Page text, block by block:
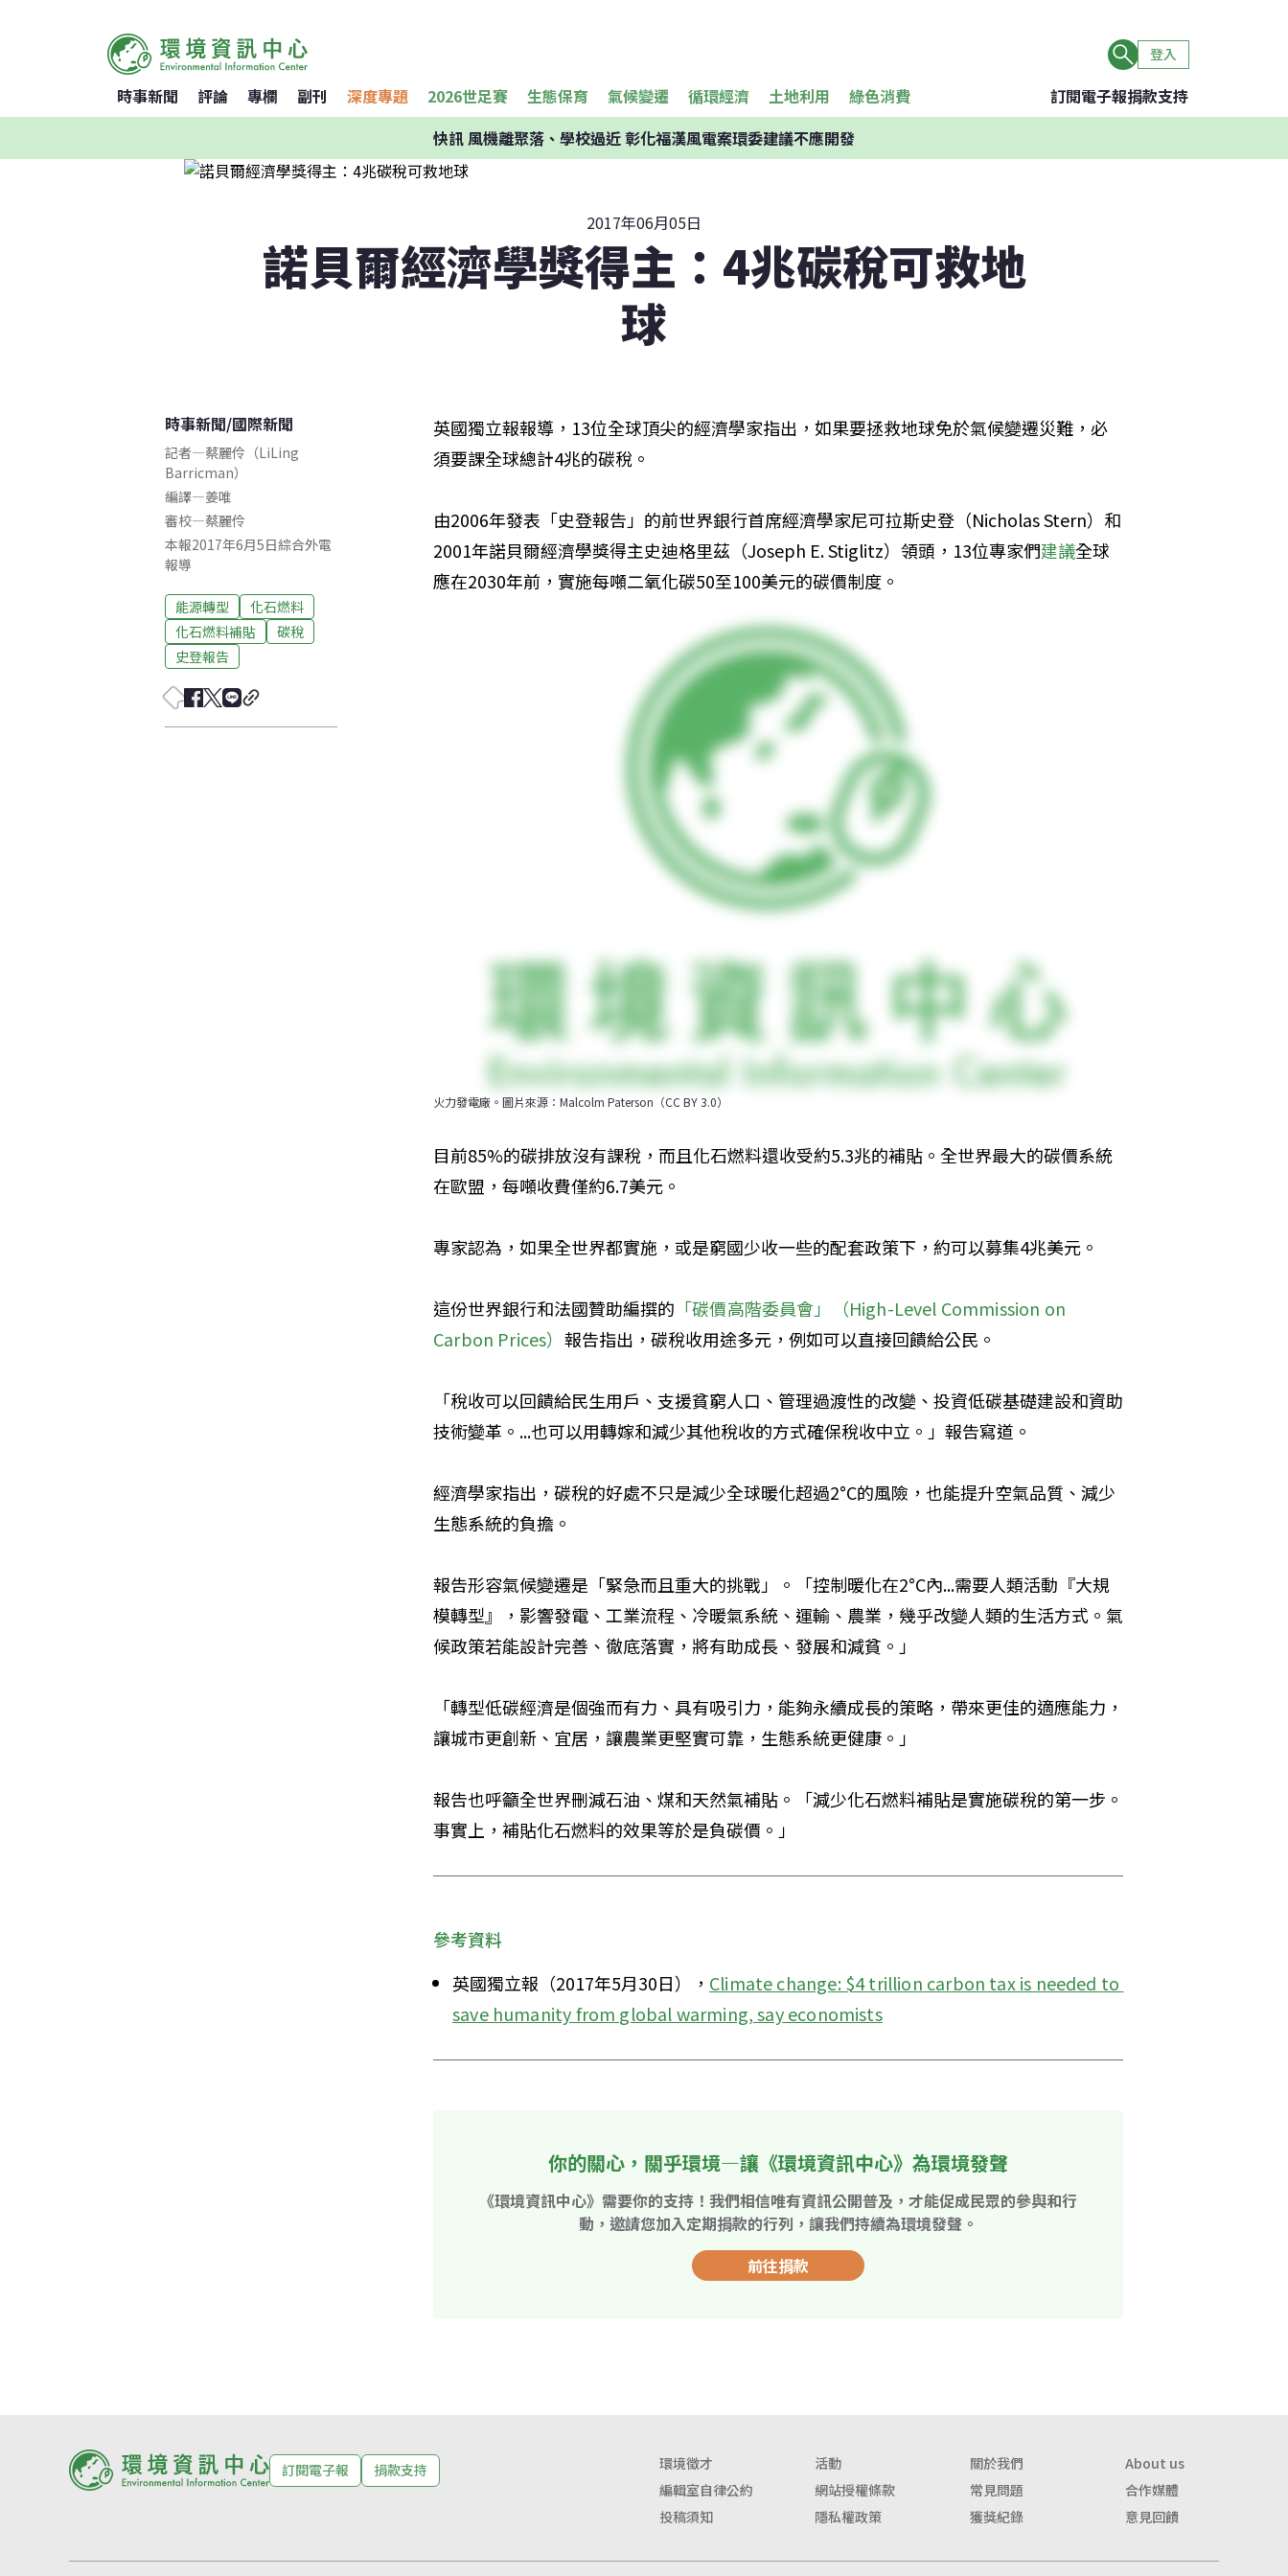
登入
時事新聞 評論 專欄 副刊 深度專題 2026世足賽 生態保育 氣候變遷 循環經濟 土地利用 綠色消費 訂閱電子報捐款支持
快訊風機離聚落、學校過近 彰化福漢風電案環委建議不應開發
2017年06月05日
諾貝爾經濟學獎得主：4兆碳稅可救地
球
時事新聞/國際新聞
記者—蔡麗伶（LiLing
Barricman）
編譯—姜唯
審校—蔡麗伶
本報2017年6月5日綜合外電
報導
能源轉型
化石燃料
化石燃料補貼
碳稅
史登報告
英國獨立報報導，13位全球頂尖的經濟學家指出，如果要拯救地球免於氣候變遷災難，必
須要課全球總計4兆的碳稅。
由2006年發表「史登報告」的前世界銀行首席經濟學家尼可拉斯史登（Nicholas Stern）和
2001年諾貝爾經濟學獎得主史迪格里茲（Joseph E. Stiglitz）領頭，13位專家們建議全球
應在2030年前，實施每噸二氧化碳50至100美元的碳價制度。
火力發電廠。圖片來源：Malcolm Paterson（CC BY 3.0）
目前85%的碳排放沒有課稅，而且化石燃料還收受約5.3兆的補貼。全世界最大的碳價系統
在歐盟，每噸收費僅約6.7美元。
專家認為，如果全世界都實施，或是窮國少收一些的配套政策下，約可以募集4兆美元。
這份世界銀行和法國贊助編撰的 「碳價高階委員會」（High-Level Commission on
Carbon Prices） 報告指出，碳稅收用途多元，例如可以直接回饋給公民。
「稅收可以回饋給民生用戶、支援貧窮人口、管理過渡性的改變、投資低碳基礎建設和資助
技術變革。...也可以用轉嫁和減少其他稅收的方式確保稅收中立。」報告寫道。
經濟學家指出，碳稅的好處不只是減少全球暖化超過2°C的風險，也能提升空氣品質、減少
生態系統的負擔。
報告形容氣候變遷是「緊急而且重大的挑戰」。「控制暖化在2°C內...需要人類活動『大規
模轉型』，影響發電、工業流程、冷暖氣系統、運輸、農業，幾乎改變人類的生活方式。氣
候政策若能設計完善、徹底落實，將有助成長、發展和減貧。」
「轉型低碳經濟是個強而有力、具有吸引力，能夠永續成長的策略，帶來更佳的適應能力，
讓城市更創新、宜居，讓農業更堅實可靠，生態系統更健康。」
報告也呼籲全世界刪減石油、煤和天然氣補貼。「減少化石燃料補貼是實施碳稅的第一步。
事實上，補貼化石燃料的效果等於是負碳價。」
參考資料
英國獨立報（2017年5月30日）， Climate change: $4 trillion carbon tax is needed to
save humanity from global warming, say economists
你的關心，關乎環境—讓《環境資訊中心》為環境發聲
《環境資訊中心》需要你的支持！我們相信唯有資訊公開普及，才能促成民眾的參與和行
動，邀請您加入定期捐款的行列，讓我們持續為環境發聲。
前往捐款
訂閱電子報 捐款支持 環境徵才 活動 關於我們
About us
編輯室自律公約
網站授權條款 常見問題
合作媒體
投稿須知
隱私權政策 獲獎紀錄 意見回饋